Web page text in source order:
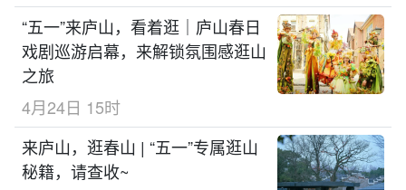
“五一”来庐山，看着逛｜庐山春日
戏剧巡游启幕，来解锁氛围感逛山
之旅
4月24日 15时
来庐山，逛春山 | “五一”专属逛山
秘籍，请查收~